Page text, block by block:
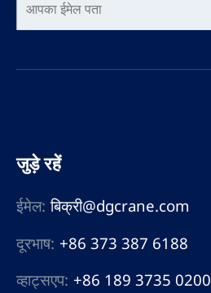
जुड़े रहें
ईमेल: बिक्री@dgcrane.com
दूरभाष: +86 373 387 6188
व्हाट्सएप: +86 189 3735 0200